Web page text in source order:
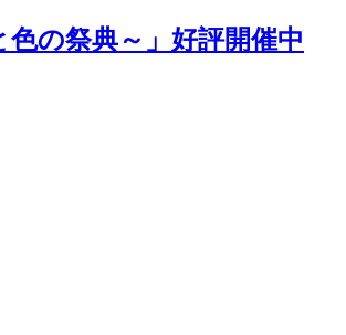
の祭典～」好評開催中